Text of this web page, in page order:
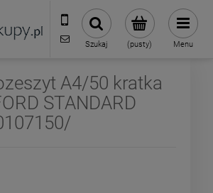
32 70 50 250
sklep@biurozakupy.pl
(pusty)
Szukaj Menu
A4/50 kratka
STANDARD